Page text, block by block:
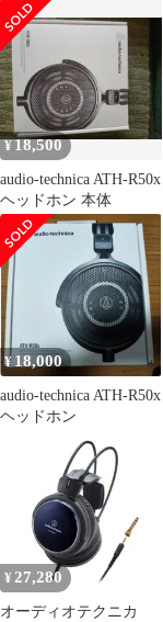
¥18,500
audio-technica ATH-R50x
ヘッドホン 本体
¥ 18,000
audio-technica ATH-R50x
ヘッドホン
¥ 27,280
オーディオテクニカ